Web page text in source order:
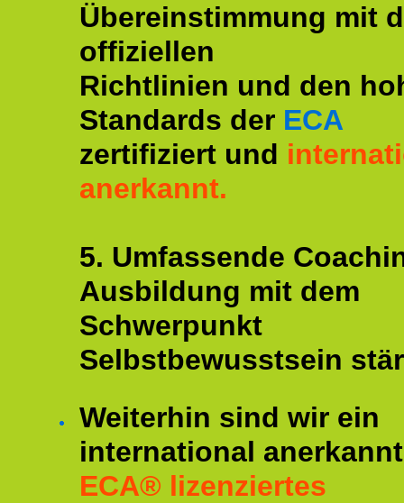
Übereinstimmung mit
offiziellen
Richtlinien und den
Standards der ECA
zertifiziert und
anerkannt.
5. Umfassende
Ausbildung mit dem
Schwerpunkt
Selbstbewusstsein
Weiterhin sind wir ein
international
ECA® lizenziertes